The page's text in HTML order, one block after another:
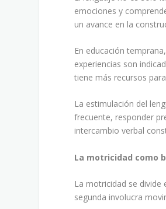
emociones y
un avance en la
En educación
experiencias son
tiene más recursos
La estimulación del
frecuente, responder
intercambio verbal
La motricidad como
La motricidad se
segunda involucra